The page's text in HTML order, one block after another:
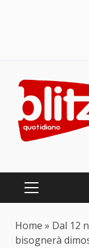
content
PRIMARY
Home » Dal 12
bisognerà